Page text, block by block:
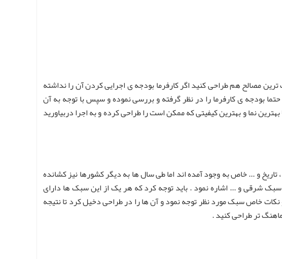
مصالح هم طراحی کنید اگر کارفرما بودجه ی اجرایی کردن آن را نداشته
بودجه ی کارفرما را در نظر گرفته و بررسی نموده و سپس با توجه به آن
نما و بهترین کیفیتی که ممکن است را طراحی کرده و به اجرا دربیاورید
و ... خاص به وجود آمده اند اما طی سال ها به دیگر کشورها نیز کشانده
شرقی و ... اشاره نمود . باید توجه کرد که هر یک از این سبک ها دارای
خاص سبک مورد نظر توجه نمود و آن ها را در طراحی دخیل کرد تا نتیجه
تر طراحی کنید .